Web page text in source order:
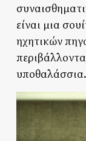
είναι μια
ηχητικών
υποθαλάσσια.